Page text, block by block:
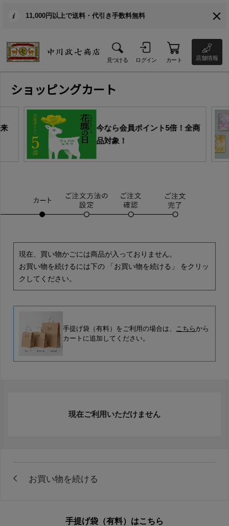
11,000円以上で送料・代引き手数料無料
見つける ログイン カート 店舗情報
ショッピングカート
今なら会員ポイント5倍！全商
品対象！
現在、買い物かごには商品が入っておりません。
お買い物を続けるには下の 「お買い物を続ける」 をクリッ
クしてください。
手提げ袋（有料）をご利用の場合は、 こちらから
カートに追加してください。
現在ご利用いただけません
手提げ袋（有料）はこちら